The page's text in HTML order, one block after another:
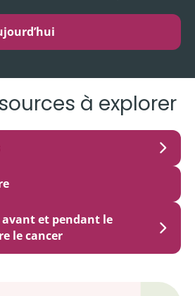
à explorer
avant et pendant le
le cancer